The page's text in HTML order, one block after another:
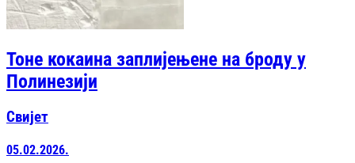
Тоне кокаина заплијењене на броду у
Полинезији
Свијет
05.02.2026.